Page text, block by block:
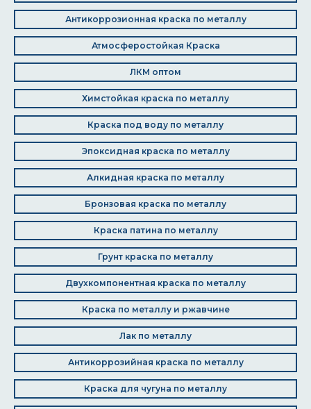
Антикоррозионная краска по металлу
Атмосферостойкая Краска
ЛКМ оптом
Химстойкая краска по металлу
Краска под воду по металлу
Эпоксидная краска по металлу
Алкидная краска по металлу
Бронзовая краска по металлу
Краска патина по металлу
Грунт краска по металлу
Двухкомпонентная краска по металлу
Краска по металлу и ржавчине
Лак по металлу
Антикоррозийная краска по металлу
Краска для чугуна по металлу